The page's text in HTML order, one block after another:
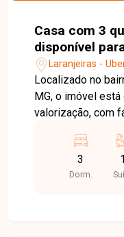
Casa com 3
disponível
Laranjeiras
Laranjeiras -
Localizado no
MG, o imóvel
valorização, com
supermercados,
proporcionando
Sala e cozinha
3
Dorm.
1